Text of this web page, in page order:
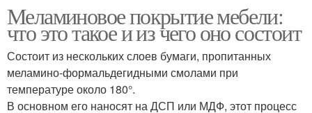
Меламиновое покрытие мебели:
что это такое и из чего оно состоит
Состоит из нескольких слоев бумаги, пропитанных
меламино-формальдегидными смолами при
температуре около 180°.
В основном его наносят на ДСП или МДФ, этот процесс